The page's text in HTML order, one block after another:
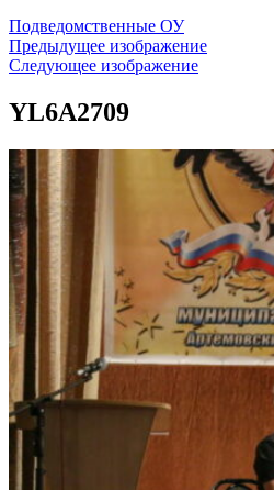
Подведомственные ОУ
Предыдущее изображение
Следующее изображение
YL6A2709